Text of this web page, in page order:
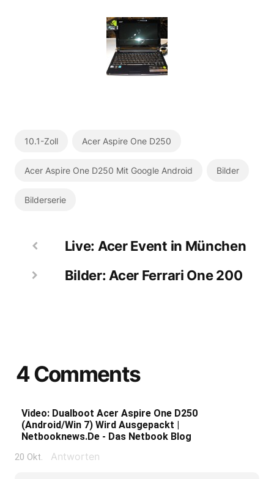
10.1-Zoll Acer Aspire One D250
Acer Aspire One D250 Mit Google Android Bilder
Bilderserie
Live: Acer Event in München
Bilder: Acer Ferrari One 200
4 Comments
Video: Dualboot Acer Aspire One D250
(Android/Win 7) Wird Ausgepackt |
Netbooknews.de - Das Netbook Blog
20 Okt. Antworten